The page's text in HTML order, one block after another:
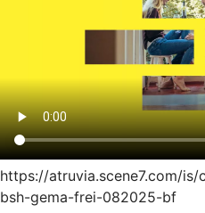
https://atruvia.scene7.com/
bsh-gema-frei-082025-bf